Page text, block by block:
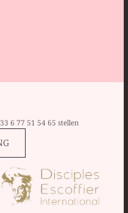
6 77 51 54 65 stellen